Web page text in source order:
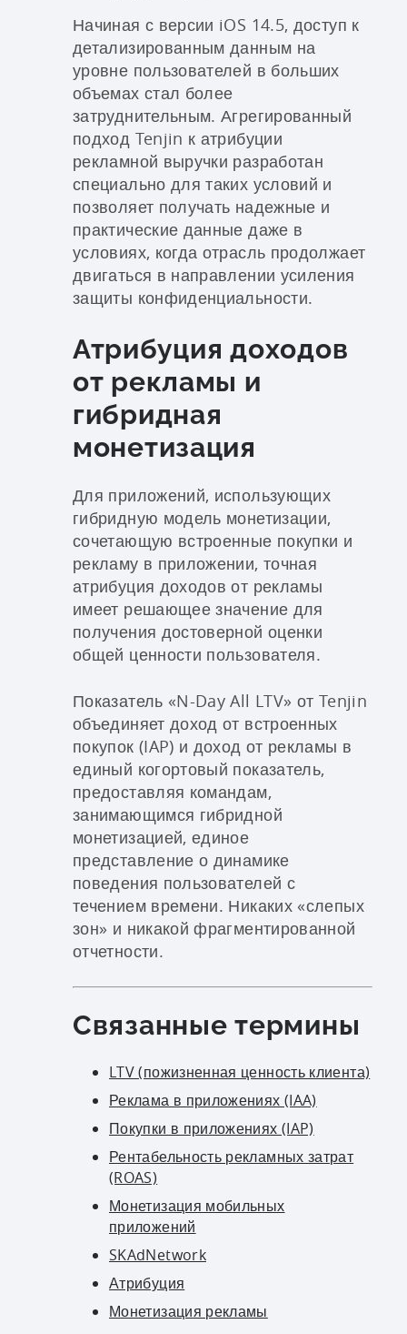
Начиная с версии iOS 14.5, доступ к
детализированным данным на
уровне пользователей в больших
объемах стал более
затруднительным. Агрегированный
подход Tenjin к атрибуции
рекламной выручки разработан
специально для таких условий и
позволяет получать надежные и
практические данные даже в
условиях, когда отрасль продолжает
двигаться в направлении усиления
защиты конфиденциальности.
Атрибуция доходов
от рекламы и
гибридная
монетизация
Для приложений, использующих
гибридную модель монетизации,
сочетающую встроенные покупки и
рекламу в приложении, точная
атрибуция доходов от рекламы
имеет решающее значение для
получения достоверной оценки
общей ценности пользователя.
Показатель «N-Day All LTV» от Tenjin
объединяет доход от встроенных
покупок (IAP) и доход от рекламы в
единый когортовый показатель,
предоставляя командам,
занимающимся гибридной
монетизацией, единое
представление о динамике
поведения пользователей с
течением времени. Никаких «слепых
зон» и никакой фрагментированной
отчетности.
Связанные термины
LTV (пожизненная ценность клиента)
Реклама в приложениях (IAA)
Покупки в приложениях (IAP)
Рентабельность рекламных затрат
(ROAS)
Монетизация мобильных
приложений
SKAdNetwork
Атрибуция
Монетизация рекламы